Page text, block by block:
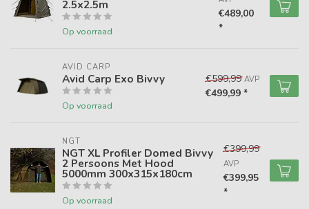
2.5x2.5m
Op voorraad
€489,00
*
AVID CARP
Avid Carp Exo Bivvy
Op voorraad
€599,99 AVP
€499,99 *
NGT
NGT XL Profiler Domed Bivvy
2 Persoons Met Hood
5000mm 300x315x180cm
Op voorraad
€399,99
AVP
€399,95
*